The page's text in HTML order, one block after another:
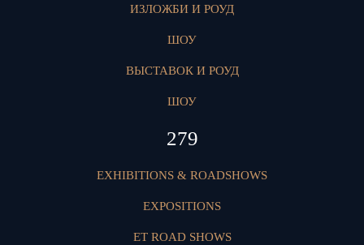
ИЗЛОЖБИ И РОУД
ШОУ
ВЫСТАВОК И РОУД
ШОУ
418
EXHIBITIONS & ROADSHOWS
EXPOSITIONS
ET ROAD SHOWS